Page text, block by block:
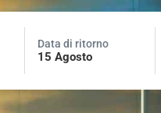
Data di ritorno
15 Agosto